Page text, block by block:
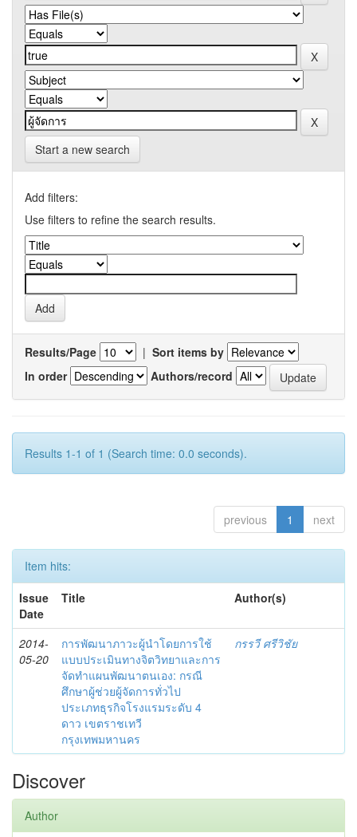
Start a new search
Add filters:
Use filters to refine the search results.
Results/Page | Sort items by
In order
Authors/record
Results 1-1 of 1 (Search time: 0.0 seconds).
previous 1 next
Item hits:
Issue
Date
Title Author(s)
2014-
05-20
การพัฒนาภาวะผู้นำโดยการใช้
แบบประเมินทางจิตวิทยาและการ
จัดทำแผนพัฒนาตนเอง: กรณี
ศึกษาผู้ช่วยผู้จัดการทั่วไป
ประเภทธุรกิจโรงแรมระดับ 4
ดาว เขตราชเทวี
กรุงเทพมหานคร
กรรวี ศรีวิชัย
Discover
Author